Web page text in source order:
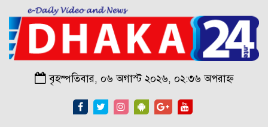
বৃহস্পতিবার, ০৬ অগাস্ট ২০২৬, ০২:৩৬ অপরাহ্ন